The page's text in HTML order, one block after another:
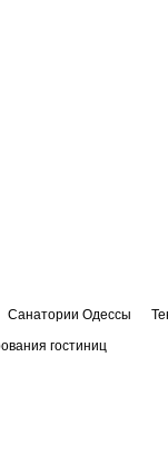
Санатории Одессы
гостиниц